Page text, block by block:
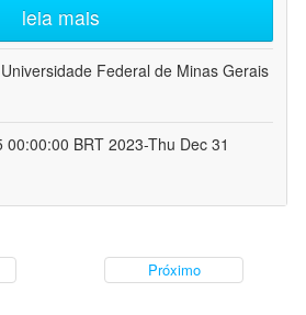
leia mais
Universidade Federal de Minas Gerais
00:00:00 BRT 2023-Thu Dec 31
Próximo